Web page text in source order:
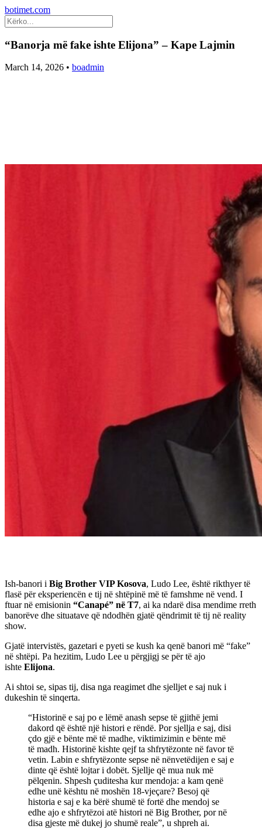
botimet.com
“Banorja më fake ishte Elijona” – Kape Lajmin
March 14, 2026 • boadmin
Ish-banori i Big Brother VIP Kosova, Ludo Lee, është rikthyer të
flasë për eksperiencën e tij në shtëpinë më të famshme në vend. I
ftuar në emisionin “Canapé” në T7, ai ka ndarë disa mendime rreth
banorëve dhe situatave që ndodhën gjatë qëndrimit të tij në reality
show.
Gjatë intervistës, gazetari e pyeti se kush ka qenë banori më “fake”
në shtëpi. Pa hezitim, Ludo Lee u përgjigj se për të ajo
ishte Elijona.
Ai shtoi se, sipas tij, disa nga reagimet dhe sjelljet e saj nuk i
dukeshin të sinqerta.
“Historinë e saj po e lëmë anash sepse të gjithë jemi
dakord që është një histori e rëndë. Por sjellja e saj, disi
çdo gjë e bënte më të madhe, viktimizimin e bënte më
të madh. Historinë kishte qejf ta shfrytëzonte në favor të
vetin. Labin e shfrytëzonte sepse në nënvetëdijen e saj e
dinte që është lojtar i dobët. Sjellje që mua nuk më
pëlqenin. Shpesh çuditesha kur mendoja: a kam qenë
edhe unë kështu në moshën 18-vjeçare? Besoj që
historia e saj e ka bërë shumë të fortë dhe mendoj se
edhe ajo e shfrytëzoi atë histori në Big Brother, por në
disa gjeste më dukej jo shumë reale”, u shpreh ai.